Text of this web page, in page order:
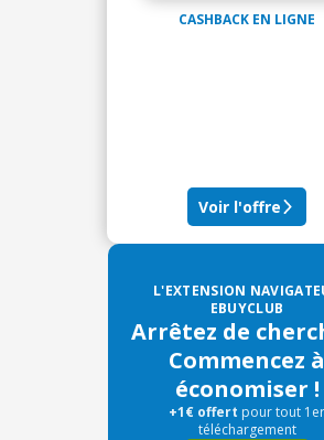
CASHBACK EN LIGNE
Voir l'offre
L'EXTENSION
EBUYCLUB
Arrêtez de
Commencez à
économiser !
+1€ offert pour tout 1er
téléchargement